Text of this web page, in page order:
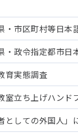
・市区町村等日本
・政令指定都市日
育実態調査
室立ち上げハンド
としての外国人